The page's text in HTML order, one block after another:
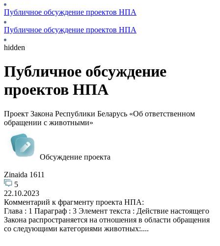
Публичное обсуждение проектов НПА
Публичное обсуждение проектов НПА
hidden
Публичное обсуждение
проектов НПА
Проект Закона Республики Беларусь «Об ответственном
обращении с животными»
Обсуждение проекта
Zinaida 1611
5
22.10.2023
Комментарий к фрагменту проекта НПА:
Глава : 1 Параграф : 3 Элемент текста : Действие настоящего
Закона распространяется на отношения в области обращения
со следующими категориями животных:....